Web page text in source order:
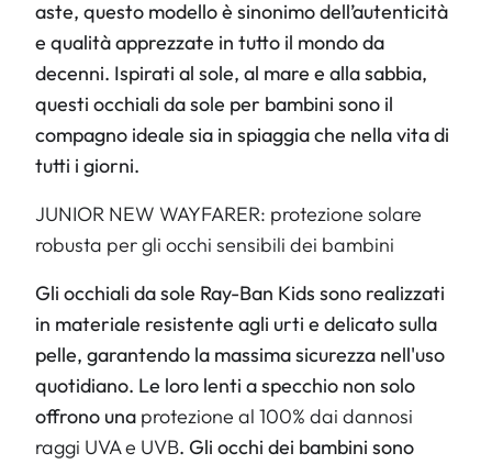
aste, questo modello è sinonimo dell’autenticità
e qualità apprezzate in tutto il mondo da
decenni. Ispirati al sole, al mare e alla sabbia,
questi occhiali da sole per bambini sono il
compagno ideale sia in spiaggia che nella vita di
tutti i giorni.
JUNIOR NEW WAYFARER: protezione solare
robusta per gli occhi sensibili dei bambini
Gli occhiali da sole Ray-Ban Kids sono realizzati
in materiale resistente agli urti e delicato sulla
pelle, garantendo la massima sicurezza nell'uso
quotidiano. Le loro lenti a specchio non solo
offrono una protezione al 100% dai dannosi
raggi UVA e UVB. Gli occhi dei bambini sono